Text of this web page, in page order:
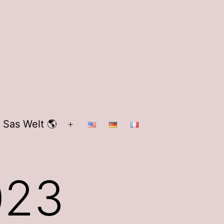
Welt 🌎
Menü